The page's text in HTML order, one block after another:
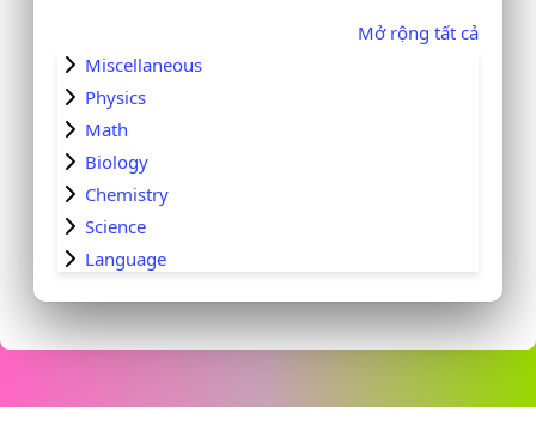
Mở rộng tất cả
Miscellaneous
Physics
Math
Biology
Chemistry
Science
Language